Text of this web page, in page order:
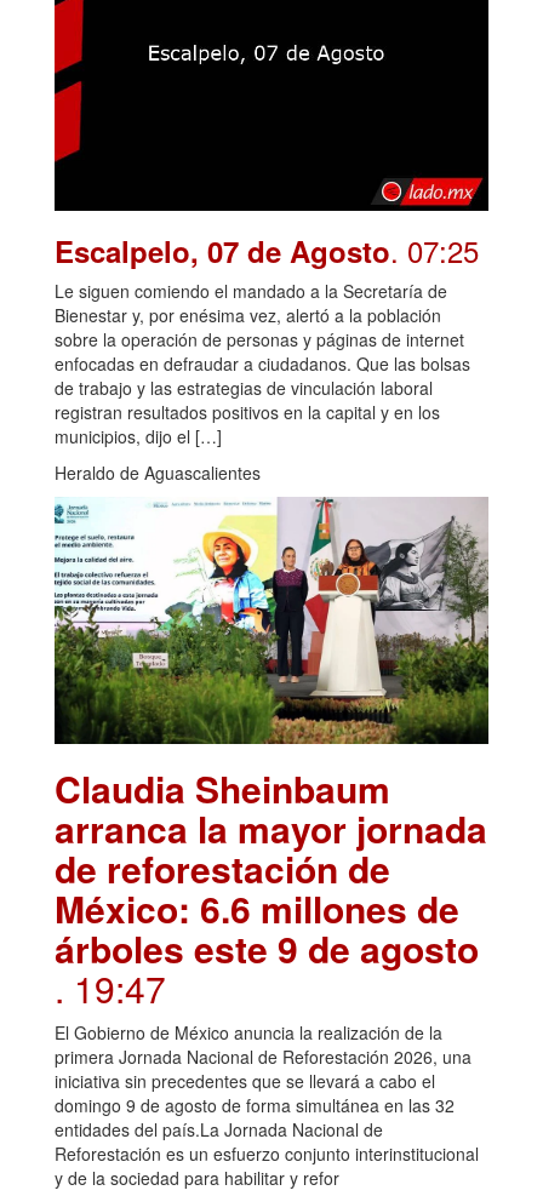
Escalpelo, 07 de Agosto. 07:25
Le siguen comiendo el mandado a la Secretaría de
Bienestar y, por enésima vez, alertó a la población
sobre la operación de personas y páginas de internet
enfocadas en defraudar a ciudadanos. Que las bolsas
de trabajo y las estrategias de vinculación laboral
registran resultados positivos en la capital y en los
municipios, dijo el […]
Heraldo de Aguascalientes
Claudia Sheinbaum
arranca la mayor jornada
de reforestación de
México: 6.6 millones de
árboles este 9 de agosto
. 19:47
El Gobierno de México anuncia la realización de la
primera Jornada Nacional de Reforestación 2026, una
iniciativa sin precedentes que se llevará a cabo el
domingo 9 de agosto de forma simultánea en las 32
entidades del país.La Jornada Nacional de
Reforestación es un esfuerzo conjunto interinstitucional
y de la sociedad para habilitar y refor